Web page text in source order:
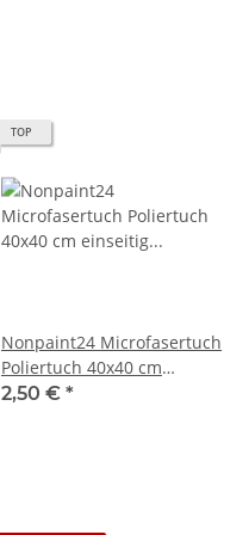
TOP
Nonpaint24 Microfasertuch
Poliertuch 40x40 cm
einseitig Flausch randlos
2,50 € *